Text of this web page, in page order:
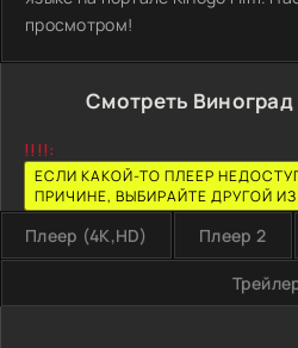
просмотром!
Смотреть
!!!!:
ЕСЛИ КАКОЙ-ТО ПЛЕЕР
ПРИЧИНЕ, ВЫБИРАЙТЕ ДРУГОЙ
Плеер (4K,HD) Плеер 2